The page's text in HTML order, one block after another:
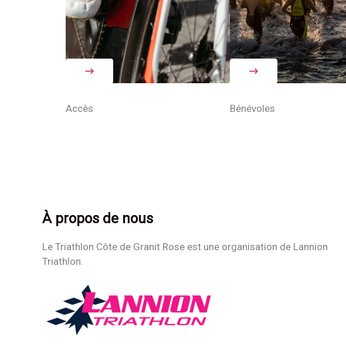
Accès Bénévoles
À propos de nous
Le Triathlon Côte de Granit Rose est une organisation de Lannion
Triathlon.